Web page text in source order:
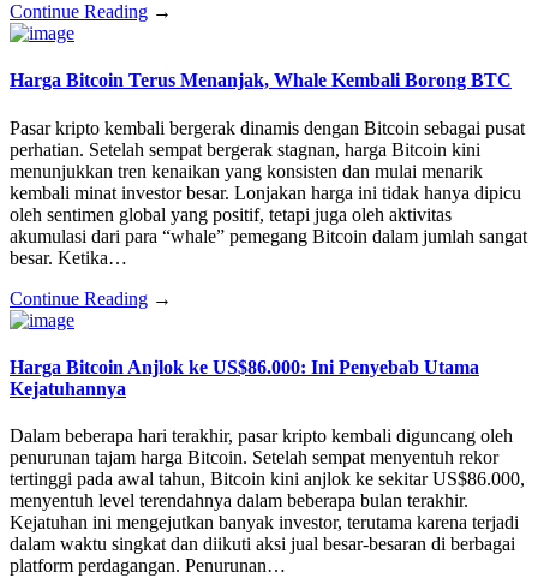
Continue Reading →
Harga Bitcoin Terus Menanjak, Whale Kembali Borong BTC
Pasar kripto kembali bergerak dinamis dengan Bitcoin sebagai pusat
perhatian. Setelah sempat bergerak stagnan, harga Bitcoin kini
menunjukkan tren kenaikan yang konsisten dan mulai menarik
kembali minat investor besar. Lonjakan harga ini tidak hanya dipicu
oleh sentimen global yang positif, tetapi juga oleh aktivitas
akumulasi dari para “whale” pemegang Bitcoin dalam jumlah sangat
besar. Ketika…
Continue Reading →
Harga Bitcoin Anjlok ke US$86.000: Ini Penyebab Utama
Kejatuhannya
Dalam beberapa hari terakhir, pasar kripto kembali diguncang oleh
penurunan tajam harga Bitcoin. Setelah sempat menyentuh rekor
tertinggi pada awal tahun, Bitcoin kini anjlok ke sekitar US$86.000,
menyentuh level terendahnya dalam beberapa bulan terakhir.
Kejatuhan ini mengejutkan banyak investor, terutama karena terjadi
dalam waktu singkat dan diikuti aksi jual besar-besaran di berbagai
platform perdagangan. Penurunan…